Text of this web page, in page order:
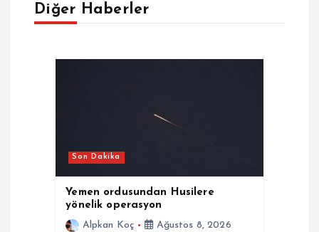
eDiğer Haberler
Son Dakika
Yemen ordusundan Husilere
yönelik operasyon
Alpkan Koç
Ağustos 8, 2026